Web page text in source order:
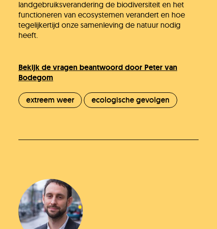
landgebruiksverandering de biodiversiteit en het
functioneren van ecosystemen verandert en hoe
tegelijkertijd onze samenleving de natuur nodig
heeft.
Bekijk de vragen beantwoord door Peter van
Bodegom
extreem weer ecologische gevolgen
Heb je het antwoord dat je zocht niet
gevonden?